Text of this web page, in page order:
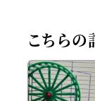
こちらの